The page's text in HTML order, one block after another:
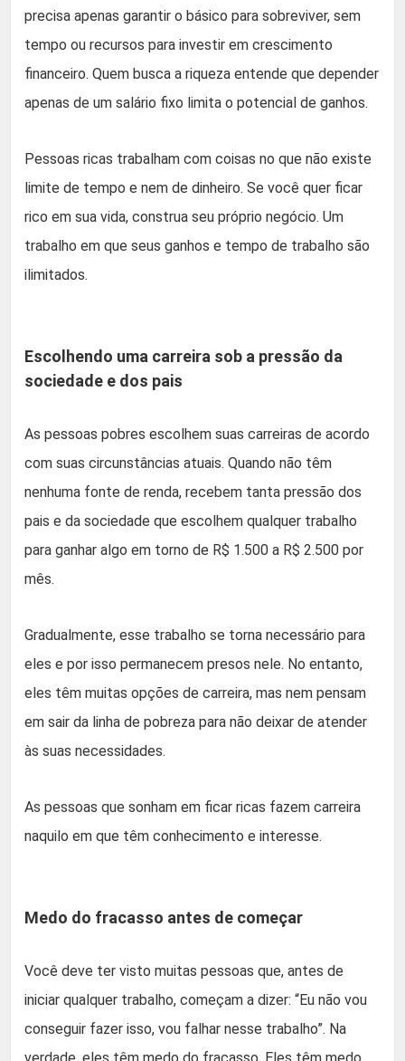
precisa apenas garantir o básico para sobreviver, sem
tempo ou recursos para investir em crescimento
financeiro. Quem busca a riqueza entende que depender
apenas de um salário fixo limita o potencial de ganhos.
Pessoas ricas trabalham com coisas no que não existe
limite de tempo e nem de dinheiro. Se você quer ficar
rico em sua vida, construa seu próprio negócio. Um
trabalho em que seus ganhos e tempo de trabalho são
ilimitados.
Escolhendo uma carreira sob a pressão da
sociedade e dos pais
As pessoas pobres escolhem suas carreiras de acordo
com suas circunstâncias atuais. Quando não têm
nenhuma fonte de renda, recebem tanta pressão dos
pais e da sociedade que escolhem qualquer trabalho
para ganhar algo em torno de R$ 1.500 a R$ 2.500 por
mês.
Gradualmente, esse trabalho se torna necessário para
eles e por isso permanecem presos nele. No entanto,
eles têm muitas opções de carreira, mas nem pensam
em sair da linha de pobreza para não deixar de atender
às suas necessidades.
As pessoas que sonham em ficar ricas fazem carreira
naquilo em que têm conhecimento e interesse.
Medo do fracasso antes de começar
Você deve ter visto muitas pessoas que, antes de
iniciar qualquer trabalho, começam a dizer: “Eu não vou
conseguir fazer isso, vou falhar nesse trabalho”. Na
verdade, eles têm medo do fracasso. Eles têm medo